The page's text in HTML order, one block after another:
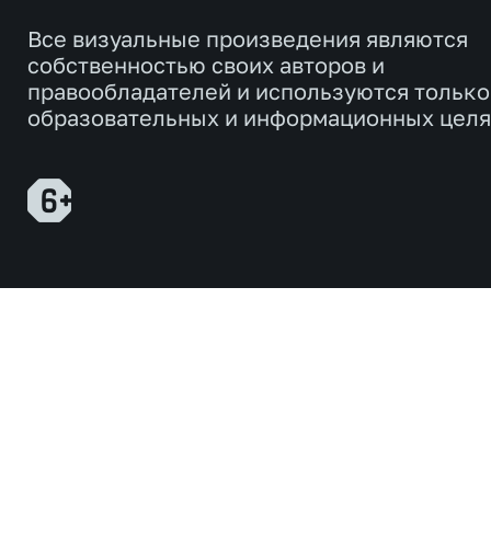
Все визуальные произведения являются
собственностью своих авторов и
правообладателей и используются
образовательных и информационных